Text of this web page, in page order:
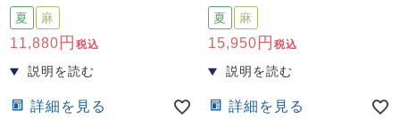
夏 麻
11,880 税込
詳細を見る
夏 麻
15,950 税込
詳細を見る